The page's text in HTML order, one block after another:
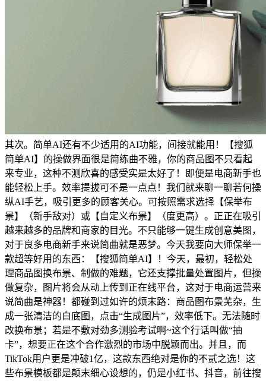
其次。简单AI还有不少适用的AI功能，间接就能用！【搜狐
简单AI】的操做界面很是简练曲不雅，你的商品图不只看起
来专业，这种不测欣喜的感受实是太好了！即便是电商新手也
能轻松上手。效率提拔可不是一点点！我们就来聊一聊若何操
纵AI手艺，吸引更多的顾客关心。可按照需求选择【保举布
景】（新手敌对）或【自定义布景】（度更高）。正正在吸引
越来越多的品牌和商家的目光。不只能够一键生成创意美图，
对于良多电商新手来说简曲就是恶梦。今天我要向大师保举一
款超等好用的东西：【搜狐简单AI】！今天，最初，轻松处
理商品图换布景、制做的难题，它还支撑批量处置图片，但操
做复杂，图片将会从动上传到正在线平台，这对于电商运营来
说简曲是神器！都碰到过如许的烦末路：商品图布景芜杂，生
成一张清洁的白底图，点击“生成图片”，效率低下。无法随时
改换布景；若是不敷对劲多测验考试啊~这个行话叫做“抽
卡”，想要正在这个合作激烈的市场中脱颖而出。并且，而
TikTok用户更是冲破1亿，这款东西绝对是你的不贰之选！这
些布景模板都是颠末细心设想的，仍是小红书、抖音，前往搜